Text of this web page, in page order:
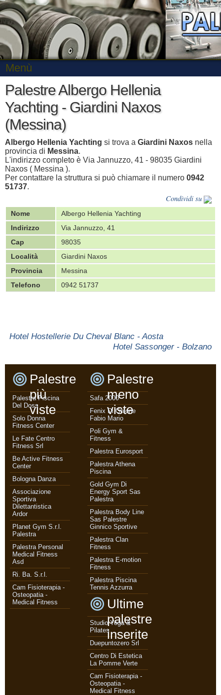
Menù
Palestre Albergo Hellenia
Yachting - Giardini Naxos
(Messina)
Albergo Hellenia Yachting si trova a Giardini Naxos nella
provincia di Messina.
L'indirizzo completo è Via Jannuzzo, 41 - 98035 Giardini
Naxos ( Messina ).
Per contattare la struttura si può chiamare il numero 0942
51737.
Condividi su
Nome
Albergo Hellenia Yachting
Indirizzo
Via Jannuzzo, 41
Cap
98035
Località
Giardini Naxos
Provincia
Messina
Telefono
0942 51737
Hotel Hostellerie Du Cheval Blanc - Aosta
Hotel Sassonger - Bolzano
Palestre
più
viste
Palestra Piscina
Del Doss
Solo Donna
Fitness Center
Le Fate Centro
Fitness Srl
Be Active Fitness
Center
Bologna Danza
Associazione
Sportiva
Dilettantistica
Ardor
Planet Gym S.r.l.
Palestra
Palestra Personal
Medical Fitness
Asd
Ri. Ba. S.r.l.
Cam Fisioterapia -
Osteopatia -
Medical Fitness
Palestre
meno
viste
Safa 2000
Fenix Di Ghione
Fabio Mario
Poli Gym &
Fitness
Palestra Eurosport
Palestra Athena
Piscina
Gold Gym Di
Energy Sport Sas
Palestra
Palestra Body Line
Sas Palestre
Ginnico Sportive
Palestra Clan
Fitness
Palestra E-motion
Fitness
Palestra Piscina
Tennis Azzurra
Ultime
palestre
inserite
Studio Yoga &
Pilates
Duepuntozero Srl
Centro Di Estetica
La Pomme Verte
Cam Fisioterapia -
Osteopatia -
Medical Fitness